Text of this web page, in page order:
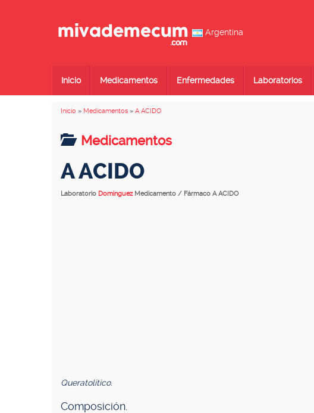
Argentina
Inicio Medicamentos Enfermedades Laboratorios
Inicio » Medicamentos » A ACIDO
Medicamentos
A ACIDO
Laboratorio Dominguez Medicamento / Fármaco A ACIDO
Queratolítico.
Composición.